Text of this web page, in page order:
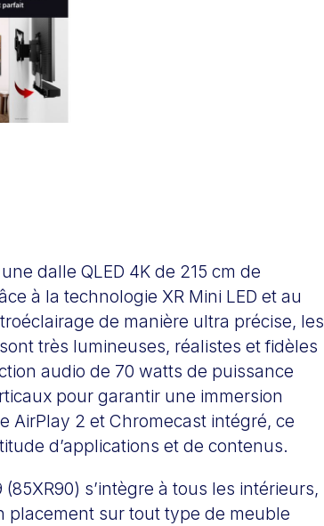
dalle QLED 4K de 215 cm de
à la technologie XR Mini LED et au
de manière ultra précise, les
très lumineuses, réalistes et fidèles
audio de 70 watts de puissance
pour garantir une immersion
AirPlay 2 et Chromecast intégré, ce
d’applications et de contenus.
s’intègre à tous les intérieurs,
placement sur tout type de meuble